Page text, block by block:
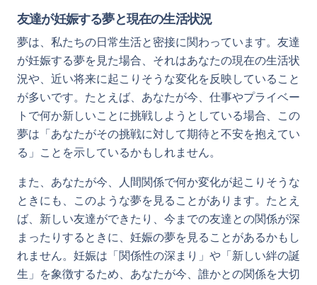
友達が妊娠する夢と現在の生活状況
夢は、私たちの日常生活と密接に関わっています。友達
が妊娠する夢を見た場合、それはあなたの現在の生活状
況や、近い将来に起こりそうな変化を反映していること
が多いです。たとえば、あなたが今、仕事やプライベー
トで何か新しいことに挑戦しようとしている場合、この
夢は「あなたがその挑戦に対して期待と不安を抱えてい
る」ことを示しているかもしれません。
また、あなたが今、人間関係で何か変化が起こりそうな
ときにも、このような夢を見ることがあります。たとえ
ば、新しい友達ができたり、今までの友達との関係が深
まったりするときに、妊娠の夢を見ることがあるかもし
れません。妊娠は「関係性の深まり」や「新しい絆の誕
生」を象徴するため、あなたが今、誰かとの関係を大切